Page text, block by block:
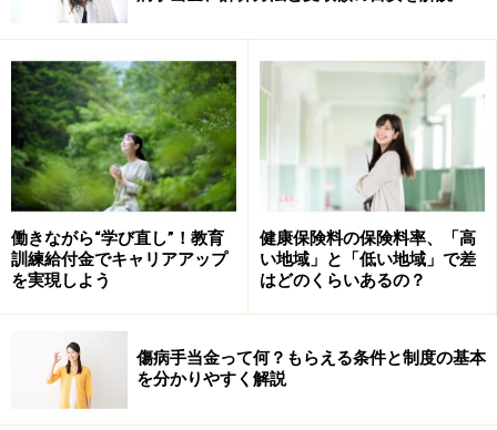
基本的には厚生年金被保険者のお給料や勤続年数によっ
て上乗せされる年金額が違ってきます。遺族基礎年金の
支給が終わった時に妻が40歳以上だと遺族厚生年金の中
高齢寡婦加算58万5100円が65歳まで支給されます。
会社勤め期間中に病院へ行った病気等が原因で死亡した
場合は退職日から5年以内であれば、退職後も遺族厚生
年金が支給されることがあります。
平成26年4月からの法改正で、シングルマザーと同じく
シングルファザーにも遺族基礎年金は支給されるように
なり、改善されたと言えますが、遺族厚生年金の夫への
年齢要件は変わらない予定です。シングルマザーに比
働きながら“学び直し”！教育
訓練給付金でキャリアアップ
を実現しよう
健康保険料の保険料率、「高
い地域」と「低い地域」で差
はどのくらいあるの？
傷病手当金って何？もらえる条件と制度の基本
を分かりやすく解説